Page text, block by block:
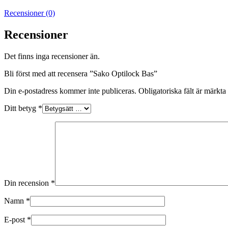
Recensioner (0)
Recensioner
Det finns inga recensioner än.
Bli först med att recensera ”Sako Optilock Bas”
Din e-postadress kommer inte publiceras. Obligatoriska fält är märkta
Ditt betyg *
Din recension *
Namn *
E-post *